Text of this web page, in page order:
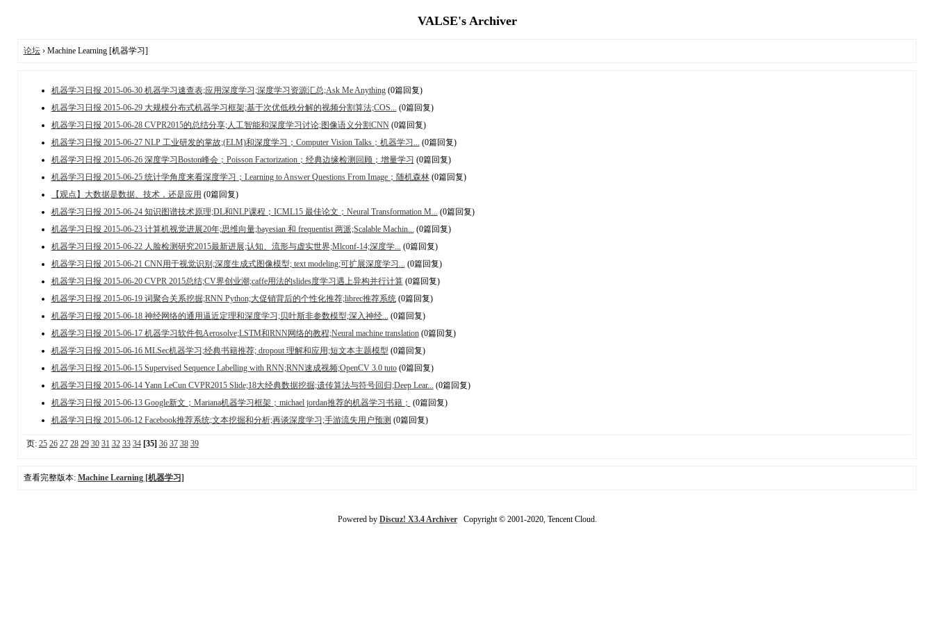
VALSE's Archiver
论坛› Machine Learning [机器学习]
机器学习日报 2015-06-30 机器学习速查表;应用深度学习;深度学习资源汇总;Ask Me Anything(0篇回复)
机器学习日报 2015-06-29 大规模分布式机器学习框架;基于次优低秩分解的视频分割算法;COS... (0篇回复)
机器学习日报 2015-06-28 CVPR2015的总结分享;人工智能和深度学习讨论;图像语义分割CNN(0篇回复)
机器学习日报 2015-06-27 NLP 工业研发的掌故;(ELM)和深度学习；Computer Vision Talks；机器学习... (0篇回复)
机器学习日报 2015-06-26 深度学习Boston峰会；Poisson Factorization；经典边缘检测回顾；增量学习 (0篇回复)
机器学习日报 2015-06-25 统计学角度来看深度学习；Learning to Answer Questions From Image；随机森林(0篇回复)
【观点】大数据是数据、技术，还是应用 (0篇回复)
机器学习日报 2015-06-24 知识图谱技术原理;DL和NLP课程；ICML15 最佳论文；Neural Transformation M... (0篇回复)
机器学习日报 2015-06-23 计算机视觉进展20年;思维向量;bayesian 和 frequentist 两派;Scalable Machin... (0篇回复)
机器学习日报 2015-06-22 人脸检测研究2015最新进展;认知、流形与虚实世界;Mlconf-14;深度学... (0篇回复)
机器学习日报 2015-06-21 CNN用于视觉识别;深度生成式图像模型; text modeling;可扩展深度学习... (0篇回复)
机器学习日报 2015-06-20 CVPR 2015总结;CV界创业潮;caffe用法的slides度学习遇上异构并行计算(0篇回复)
机器学习日报 2015-06-19 词聚合关系挖掘;RNN Python;大促销背后的个性化推荐;librec推荐系统(0篇回复)
机器学习日报 2015-06-18 神经网络的通用逼近定理和深度学习;贝叶斯非参数模型;深入神经... (0篇回复)
机器学习日报 2015-06-17 机器学习软件包Aerosolve;LSTM和RNN网络的教程;Neural machine translation(0篇回复)
机器学习日报 2015-06-16 MLSec机器学习;经典书籍推荐; dropout 理解和应用;短文本主题模型 (0篇回复)
机器学习日报 2015-06-15 Supervised Sequence Labelling with RNN;RNN速成视频;OpenCV 3.0 tuto(0篇回复)
机器学习日报 2015-06-14 Yann LeCun CVPR2015 Slide;18大经典数据挖掘;遗传算法与符号回归;Deep Lear... (0篇回复)
机器学习日报 2015-06-13 Google新文；Mariana机器学习框架；michael jordan推荐的机器学习书籍； (0篇回复)
机器学习日报 2015-06-12 Facebook推荐系统;文本挖掘和分析;再谈深度学习;手游流失用户预测 (0篇回复)
页: 25 26 27 28 29 30 31 32 33 34 [35] 36 37 38 39
查看完整版本: Machine Learning [机器学习]
Powered by Discuz! X3.4 ArchiverCopyright © 2001-2020, Tencent Cloud.